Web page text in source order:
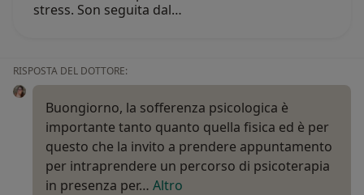
stress. Son seguita dal…
RISPOSTA DEL DOTTORE:
Buongiorno, la sofferenza psicologica è
importante tanto quanto quella fisica ed è per
questo che la invito a prendere appuntamento
per intraprendere un percorso di psicoterapia
in presenza per… Altro